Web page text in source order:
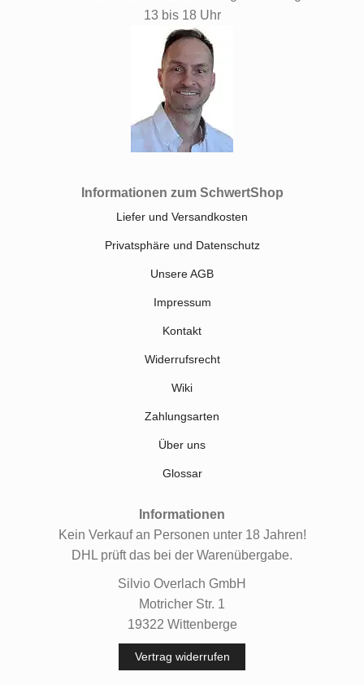
13 bis 18 Uhr
Informationen zum SchwertShop
Liefer und Versandkosten
Privatsphäre und Datenschutz
Unsere AGB
Impressum
Kontakt
Widerrufsrecht
Wiki
Zahlungsarten
Über uns
Glossar
Informationen
Kein Verkauf an Personen unter 18 Jahren!
DHL prüft das bei der Warenübergabe.
Silvio Overlach GmbH
Motricher Str. 1
19322 Wittenberge
Vertrag widerrufen